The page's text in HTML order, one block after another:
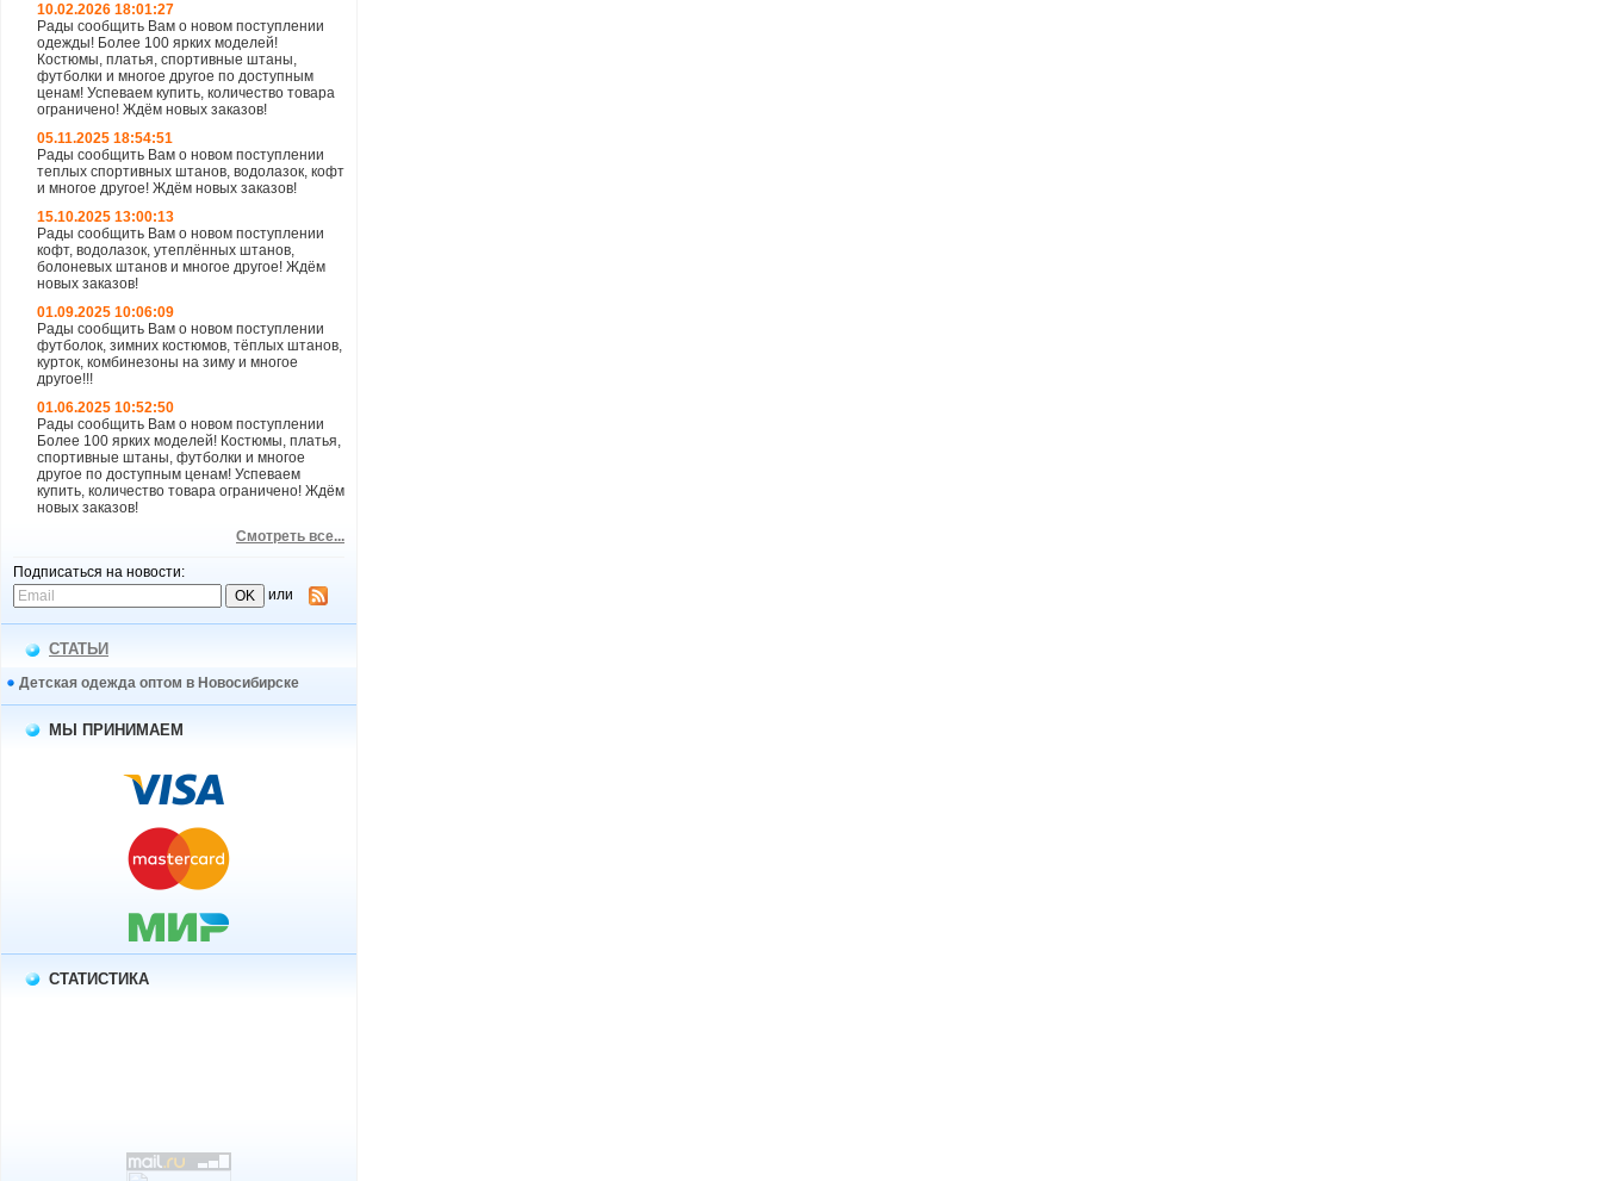
10.02.2026 18:01:27
Рады сообщить Вам о новом поступлении
одежды! Более 100 ярких моделей!
Костюмы, платья, спортивные штаны,
футболки и многое другое по доступным
ценам! Успеваем купить, количество товара
ограничено! Ждём новых заказов!
05.11.2025 18:54:51
Рады сообщить Вам о новом поступлении
теплых спортивных штанов, водолазок, кофт
и многое другое! Ждём новых заказов!
15.10.2025 13:00:13
Рады сообщить Вам о новом поступлении
кофт, водолазок, утеплённых штанов,
болоневых штанов и многое другое! Ждём
новых заказов!
01.09.2025 10:06:09
Рады сообщить Вам о новом поступлении
футболок, зимних костюмов, тёплых штанов,
курток, комбинезоны на зиму и многое
другое!!!
01.06.2025 10:52:50
Рады сообщить Вам о новом поступлении
Более 100 ярких моделей! Костюмы, платья,
спортивные штаны, футболки и многое
другое по доступным ценам! Успеваем
купить, количество товара ограничено! Ждём
новых заказов!
Смотреть все...
Подписаться на новости:
или
СТАТЬИ
Детская одежда оптом в Новосибирске
МЫ ПРИНИМАЕМ
СТАТИСТИКА